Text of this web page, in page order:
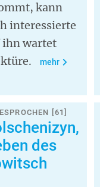
kann
interessierte
ihn wartet
mehr
[61]
des